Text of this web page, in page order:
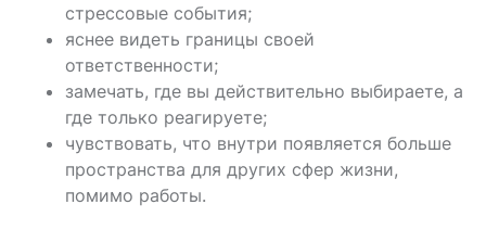
стрессовые события;
яснее видеть границы своей
ответственности;
замечать, где вы действительно выбираете, а
где только реагируете;
чувствовать, что внутри появляется больше
пространства для других сфер жизни,
помимо работы.